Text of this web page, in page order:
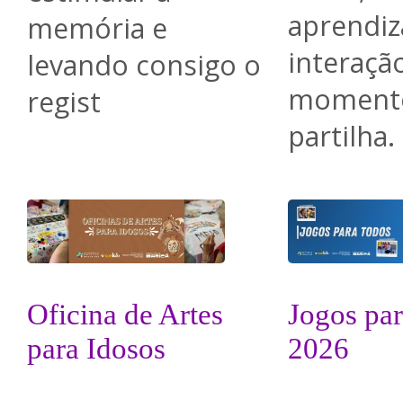
memória e
levando consigo o
regist
partilha.
Oficina de Artes
para Idosos
Jogos
2026